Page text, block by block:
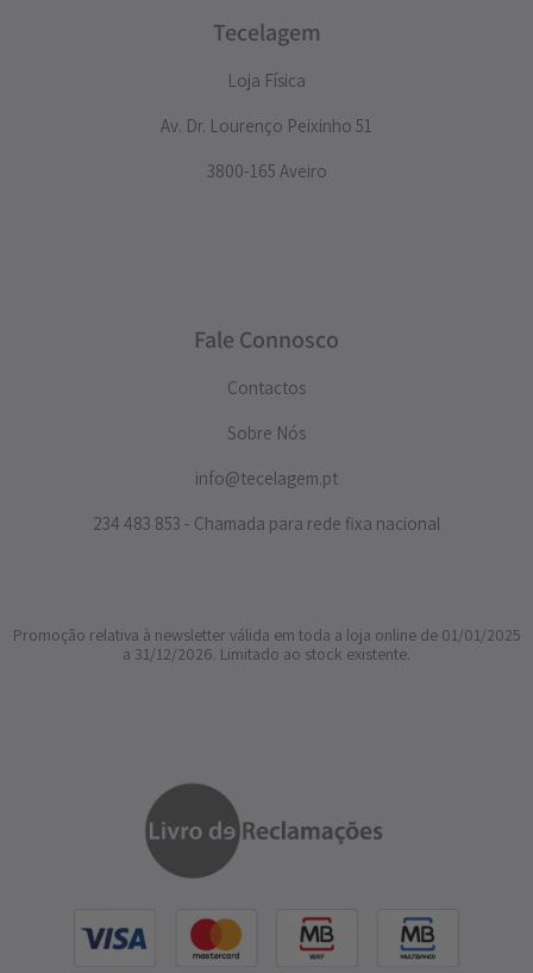
Tecelagem
Loja Física
Av. Dr. Lourenço Peixinho 51
3800-165 Aveiro
Fale Connosco
Contactos
Sobre Nós
info@tecelagem.pt
234 483 853 - Chamada para rede fixa nacional
Promoção relativa à newsletter válida em toda a loja online de 01/01/2025
a 31/12/2026. Limitado ao stock existente.